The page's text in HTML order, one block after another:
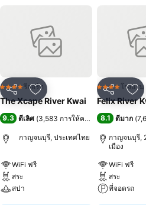
แชร์ เพิ่มในรายการโปรด
4 ดาว รีสอร์ท
The Xcape River Kwai
9.3 ดีเลิศ (3,583 การให้คะแนน)
กาญจนบุรี, ประเทศไทย
WiFi ฟรี
สระ
สปา
แชร์ เพิ่
4 ดาว โรงแรม
Felix River
8.1 ดีมาก (
กาญจนบุรี,
เมือง
WiFi ฟรี
สระ
ที่จอดรถ